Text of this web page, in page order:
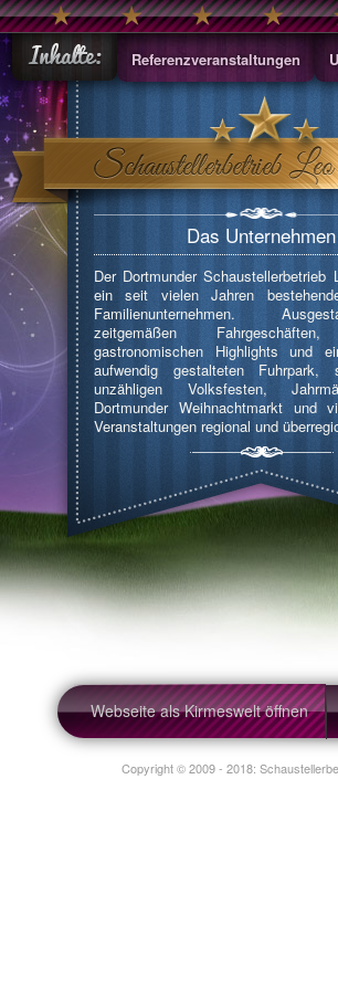
Referenzveranstaltungen
Das Unternehmen
Der Dortmunder Schaustellerbetrieb
ein seit vielen Jahren
Familienunternehmen.
zeitgemäßen
gastronomischen Highlights und
aufwendig gestalteten
unzähligen Volksfesten,
Dortmunder Weihnachtmarkt und
Veranstaltungen regional und
Webseite als Kirmeswelt öffnen
Copyright © 2009 - 2018: